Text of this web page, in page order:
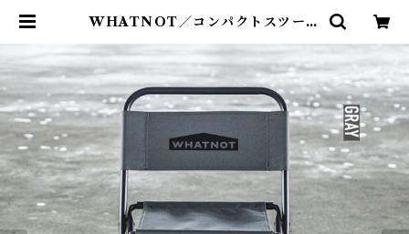
WHATNOT／コンパクトスツール
uer